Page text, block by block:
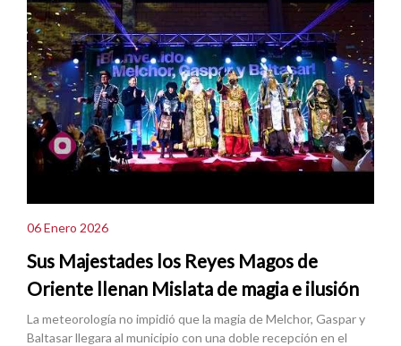
06 Enero 2026
Sus Majestades los Reyes Magos de
Oriente llenan Mislata de magia e ilusión
La meteorología no impidió que la magia de Melchor, Gaspar y
Baltasar llegara al municipio con una doble recepción en el